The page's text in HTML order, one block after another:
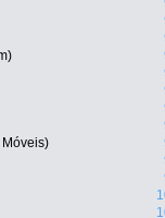
Móveis)